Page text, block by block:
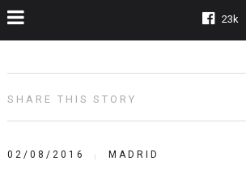
23k
SHARE THIS STORY
02/08/2016 MADRID